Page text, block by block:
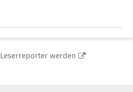
Leserreporter werden